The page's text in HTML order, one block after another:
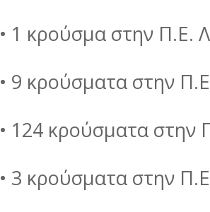
• 1 κρούσμα στην Π.Ε.
• 9 κρούσματα στην
• 124 κρούσματα στην
• 3 κρούσματα στην